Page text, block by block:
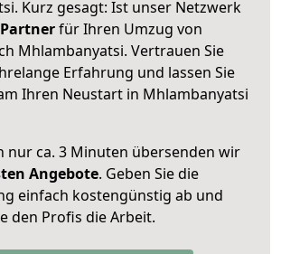
Kurz gesagt: Ist unser Netzwerk
für Ihren Umzug von
Mhlambanyatsi. Vertrauen Sie
Erfahrung und lassen Sie
Ihren Neustart in Mhlambanyatsi
nur ca. 3 Minuten übersenden wir
Angebote. Geben Sie die
einfach kostengünstig ab und
den Profis die Arbeit.